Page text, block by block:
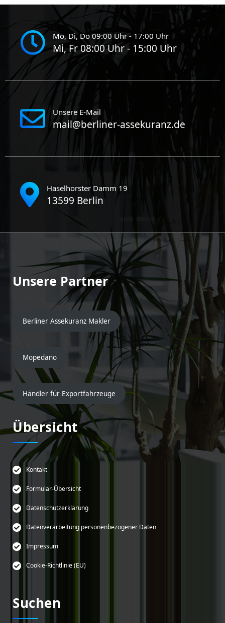
Mo, Di, Do 09:00 Uhr - 17:00 Uhr
Mi, Fr 08:00 Uhr - 15:00 Uhr
Unsere E-Mail
mail@berliner-assekuranz.de
Haselhorster Damm 19
13599 Berlin
Unsere Partner
Berliner Assekuranz Makler
Mopedano
Händler für Exportfahrzeuge
Übersicht
Kontakt
Formular-Übersicht
Datenschutzerklärung
Datenverarbeitung personenbezogener Daten
Impressum
Cookie-Richtlinie (EU)
Suchen